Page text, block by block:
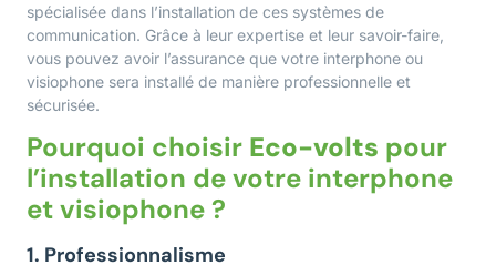
spécialisée dans l’installation de ces systèmes de
communication. Grâce à leur expertise et leur savoir-faire,
vous pouvez avoir l’assurance que votre interphone ou
visiophone sera installé de manière professionnelle et
sécurisée.
Pourquoi choisir Eco-volts pour
l’installation de votre interphone
et visiophone ?
1. Professionnalisme